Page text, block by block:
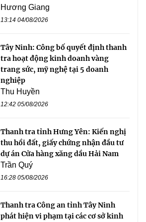
Hương Giang
13:14 04/08/2026
Tây Ninh: Công bố quyết định thanh
tra hoạt động kinh doanh vàng
trang sức, mỹ nghệ tại 5 doanh
nghiệp
Thu Huyền
12:42 05/08/2026
Thanh tra tỉnh Hưng Yên: Kiến nghị
thu hồi đất, giấy chứng nhận đầu tư
dự án Cửa hàng xăng dầu Hải Nam
Trần Quý
16:28 05/08/2026
Thanh tra Công an tỉnh Tây Ninh
phát hiện vi phạm tại các cơ sở kinh